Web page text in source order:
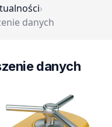
›
danych
danych